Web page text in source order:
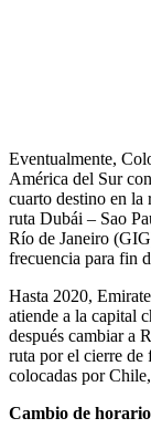
Eventualmente,
América del Sur
cuarto destino en la
ruta Dubái – Sao
Río de Janeiro
frecuencia para fin
Hasta 2020,
atiende a la capital
después cambiar a
ruta por el cierre de
colocadas por Chile,
Cambio de